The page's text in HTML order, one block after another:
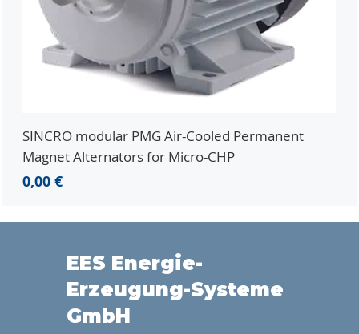
SINCRO modular PMG Air-Cooled Permanent
Magnet Alternators for Micro-CHP
Precio
0,00 €
EES Energie-
Erzeugung-Systeme
GmbH